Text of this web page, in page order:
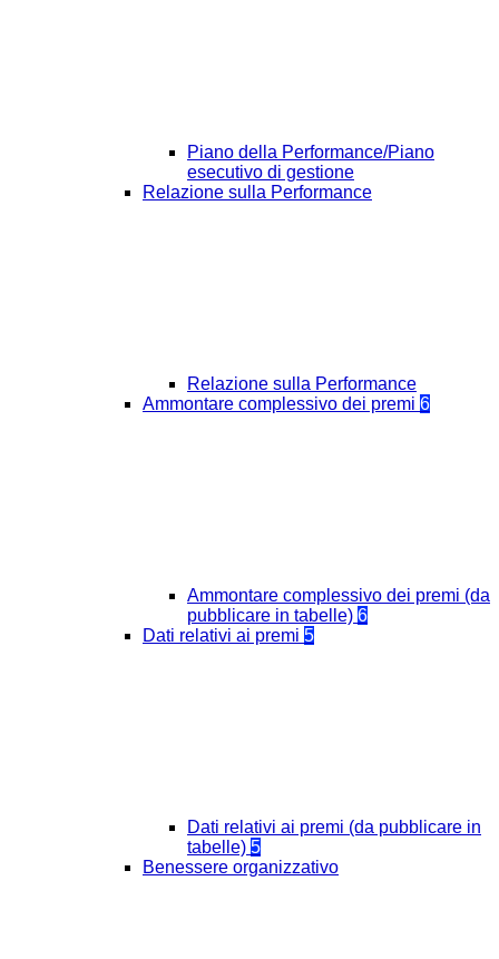
Piano della Performance/Piano
esecutivo di gestione
Relazione sulla Performance
Relazione sulla Performance
Ammontare complessivo dei premi 6
Ammontare complessivo dei premi (da
pubblicare in tabelle) 6
Dati relativi ai premi 5
Dati relativi ai premi (da pubblicare in
tabelle) 5
Benessere organizzativo